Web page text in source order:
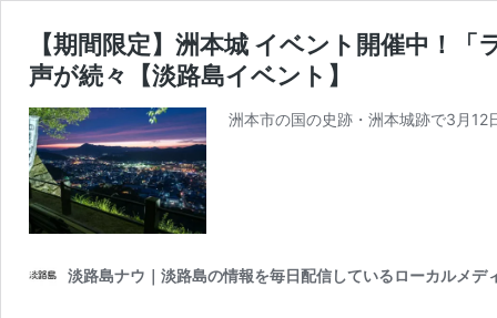
【期間限定】洲本城 イベント開催中！
声が続々【淡路島イベント】
洲本市の国の史跡・洲本城跡で3月
淡路島ナウ｜淡路島の情報を毎日配信しているローカルメデ